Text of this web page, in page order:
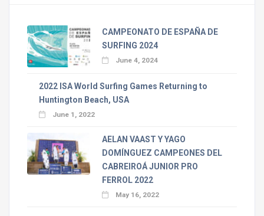
CAMPEONATO DE ESPAÑA DE
SURFING 2024
June 4, 2024
2022 ISA World Surfing Games Returning to
Huntington Beach, USA
June 1, 2022
AELAN VAAST Y YAGO
DOMÍNGUEZ CAMPEONES DEL
CABREIROÁ JUNIOR PRO
FERROL 2022
May 16, 2022